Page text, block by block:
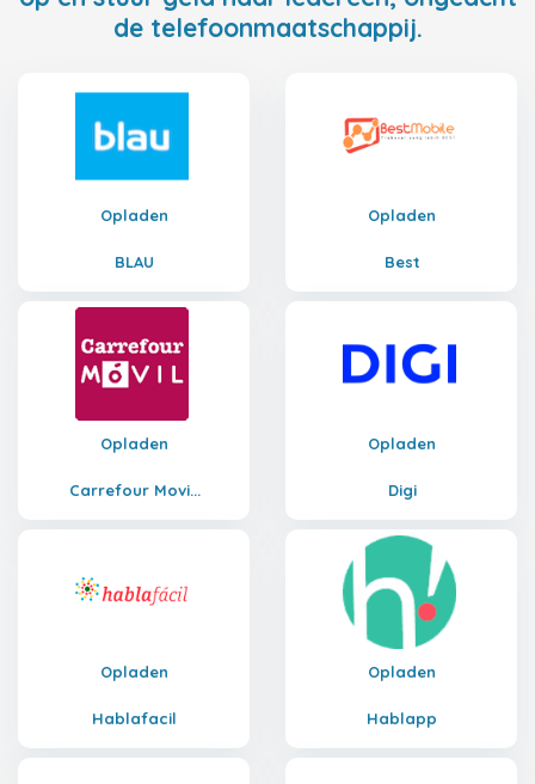
de telefoonmaatschappij.
Opladen
BLAU
Opladen
Best
Opladen
Carrefour Movi...
Opladen
Digi
Opladen
Hablafacil
Opladen
Hablapp